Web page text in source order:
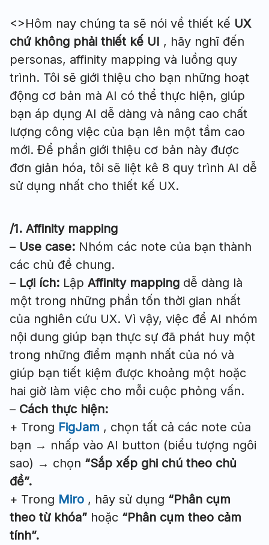
<>Hôm nay chúng ta sẽ nói về thiết kế UX
chứ không phải thiết kế UI , hãy nghĩ đến
personas, affinity mapping và luồng quy
trình. Tôi sẽ giới thiệu cho bạn những hoạt
động cơ bản mà AI có thể thực hiện, giúp
bạn áp dụng AI dễ dàng và nâng cao chất
lượng công việc của bạn lên một tầm cao
mới. Để phần giới thiệu cơ bản này được
đơn giản hóa, tôi sẽ liệt kê 8 quy trình AI dễ
sử dụng nhất cho thiết kế UX.
/1. Affinity mapping
– Use case: Nhóm các note của bạn thành
các chủ đề chung.
– Lợi ích: Lập Affinity mapping dễ dàng là
một trong những phần tốn thời gian nhất
của nghiên cứu UX. Vì vậy, việc để AI nhóm
nội dung giúp bạn thực sự đã phát huy một
trong những điểm mạnh nhất của nó và
giúp bạn tiết kiệm được khoảng một hoặc
hai giờ làm việc cho mỗi cuộc phỏng vấn.
– Cách thực hiện:
+ Trong FigJam , chọn tất cả các note của
bạn → nhấp vào AI button (biểu tượng ngôi
sao) → chọn “Sắp xếp ghi chú theo chủ
đề”.
+ Trong Miro , hãy sử dụng “Phân cụm
theo từ khóa” hoặc “Phân cụm theo cảm
tính”.